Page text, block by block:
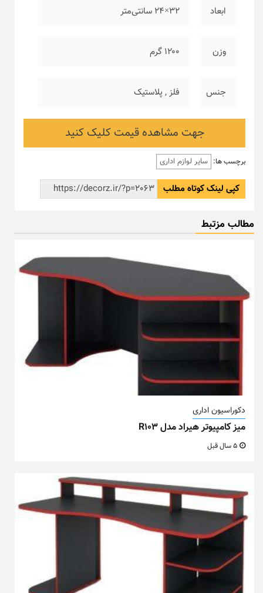
ابعاد ۳۲×۲۴ سانتی‌متر
وزن ۱۲۰۰ گرم
جنس فلز, پلاستیک
جهت مشاهده قیمت کلیک کنید
برچسب ها: سایر لوازم اداری
کپی لینک کوتاه مطلب
مطالب مزتبط
دکوراسیون اداری
میز کامپیوتر هیراد مدل R103